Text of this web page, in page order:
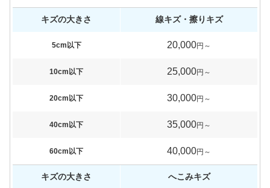
キズの大きさ 線キズ・擦りキズ
5cm以下 20,000円～
10cm以下 25,000円～
20cm以下 30,000円～
40cm以下 35,000円～
60cm以下 40,000円～
キズの大きさ へこみキズ